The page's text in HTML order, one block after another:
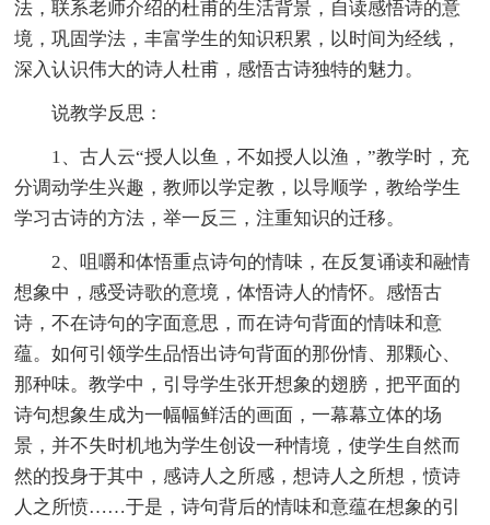
法，联系老师介绍的杜甫的生活背景，自读感悟诗的意
境，巩固学法，丰富学生的知识积累，以时间为经线，
深入认识伟大的诗人杜甫，感悟古诗独特的魅力。
说教学反思：
1、古人云“授人以鱼，不如授人以渔，”教学时，充
分调动学生兴趣，教师以学定教，以导顺学，教给学生
学习古诗的方法，举一反三，注重知识的迁移。
2、咀嚼和体悟重点诗句的情味，在反复诵读和融情
想象中，感受诗歌的意境，体悟诗人的情怀。感悟古
诗，不在诗句的字面意思，而在诗句背面的情味和意
蕴。如何引领学生品悟出诗句背面的那份情、那颗心、
那种味。教学中，引导学生张开想象的翅膀，把平面的
诗句想象生成为一幅幅鲜活的画面，一幕幕立体的场
景，并不失时机地为学生创设一种情境，使学生自然而
然的投身于其中，感诗人之所感，想诗人之所想，愤诗
人之所愤……于是，诗句背后的情味和意蕴在想象的引